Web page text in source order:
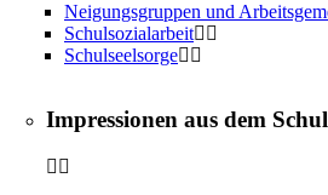
Neigungsgruppen und
Schulsozialarbeit
Schulseelsorge
Impressionen aus dem